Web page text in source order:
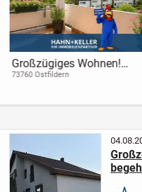
Großzügiges Wohnen!
Leerstehende 3 Zimmer-
Stellplatz!
73760 Ostfildern